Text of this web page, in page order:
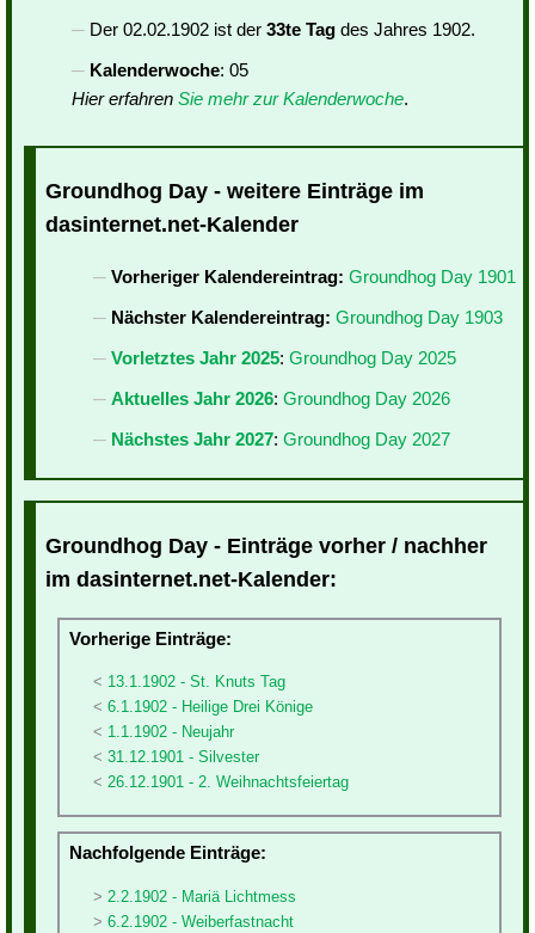
Der 02.02.1902 ist der 33te Tag des Jahres 1902.
Kalenderwoche: 05
Hier erfahren Sie mehr zur Kalenderwoche.
Groundhog Day - weitere Einträge im
dasinternet.net-Kalender
Vorheriger Kalendereintrag: Groundhog Day 1901
Nächster Kalendereintrag: Groundhog Day 1903
Vorletztes Jahr 2025: Groundhog Day 2025
Aktuelles Jahr 2026: Groundhog Day 2026
Nächstes Jahr 2027: Groundhog Day 2027
Groundhog Day - Einträge vorher / nachher
im dasinternet.net-Kalender:
Vorherige Einträge:
13.1.1902 - St. Knuts Tag
6.1.1902 - Heilige Drei Könige
1.1.1902 - Neujahr
31.12.1901 - Silvester
26.12.1901 - 2. Weihnachtsfeiertag
Nachfolgende Einträge:
2.2.1902 - Mariä Lichtmess
6.2.1902 - Weiberfastnacht